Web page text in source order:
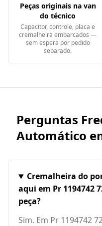
Peças originais na van
do técnico
Capacitor, controle, placa e
cremalheira embarcados —
sem espera por pedido
separado.
Perguntas
Automático
Cremalheira do
aqui em Pr 1194742
peça?
Sim. Em Pr 1194742